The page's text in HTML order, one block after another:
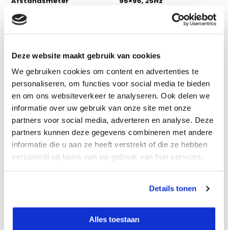
Deze website maakt gebruik van cookies
We gebruiken cookies om content en advertenties te
personaliseren, om functies voor social media te bieden
en om ons websiteverkeer te analyseren. Ook delen we
informatie over uw gebruik van onze site met onze
partners voor social media, adverteren en analyse. Deze
partners kunnen deze gegevens combineren met andere
informatie die u aan ze heeft verstrekt of die ze hebben
verzameld op basis van uw gebruik van hun services.
Details tonen
Alles toestaan
De nieuwe Futech Disty 120RC
afstandsmeter met z...
Vergelijk
Op voorraad
€ 349,- € 259,- Excl. btw
€ 313,39Incl. btw
Warmtebeeldcamera
96x96 pixels + Camera, met
Vergelijk
Op voorraad
€ 259,- Excl. btw
€ 313,39Incl. btw
FUTECH MultiCross 5 SD
FUTECH Drill Pointer